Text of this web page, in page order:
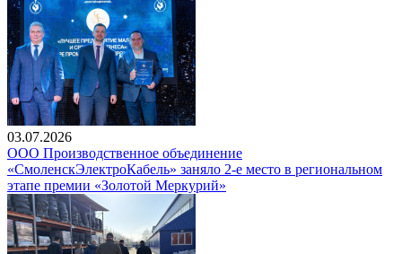
03.07.2026
ООО Производственное объединение
«СмоленскЭлектроКабель» заняло 2-е место в региональном
этапе премии «Золотой Меркурий»